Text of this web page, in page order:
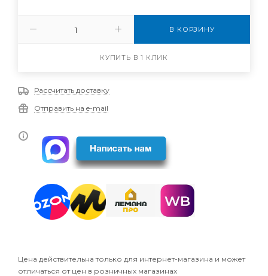
В КОРЗИНУ
КУПИТЬ В 1 КЛИК
Рассчитать доставку
Отправить на e-mail
Цена действительна только для интернет-магазина и может
отличаться от цен в розничных магазинах